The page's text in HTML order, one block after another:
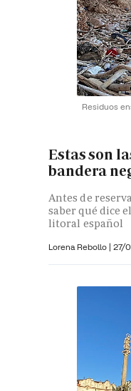
Residuos
Estas son
bandera
Antes de
saber qué dice
litoral español
Lorena Rebollo | 27/